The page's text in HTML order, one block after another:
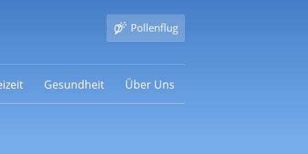
Pollenflug
Gesundheit Über Uns